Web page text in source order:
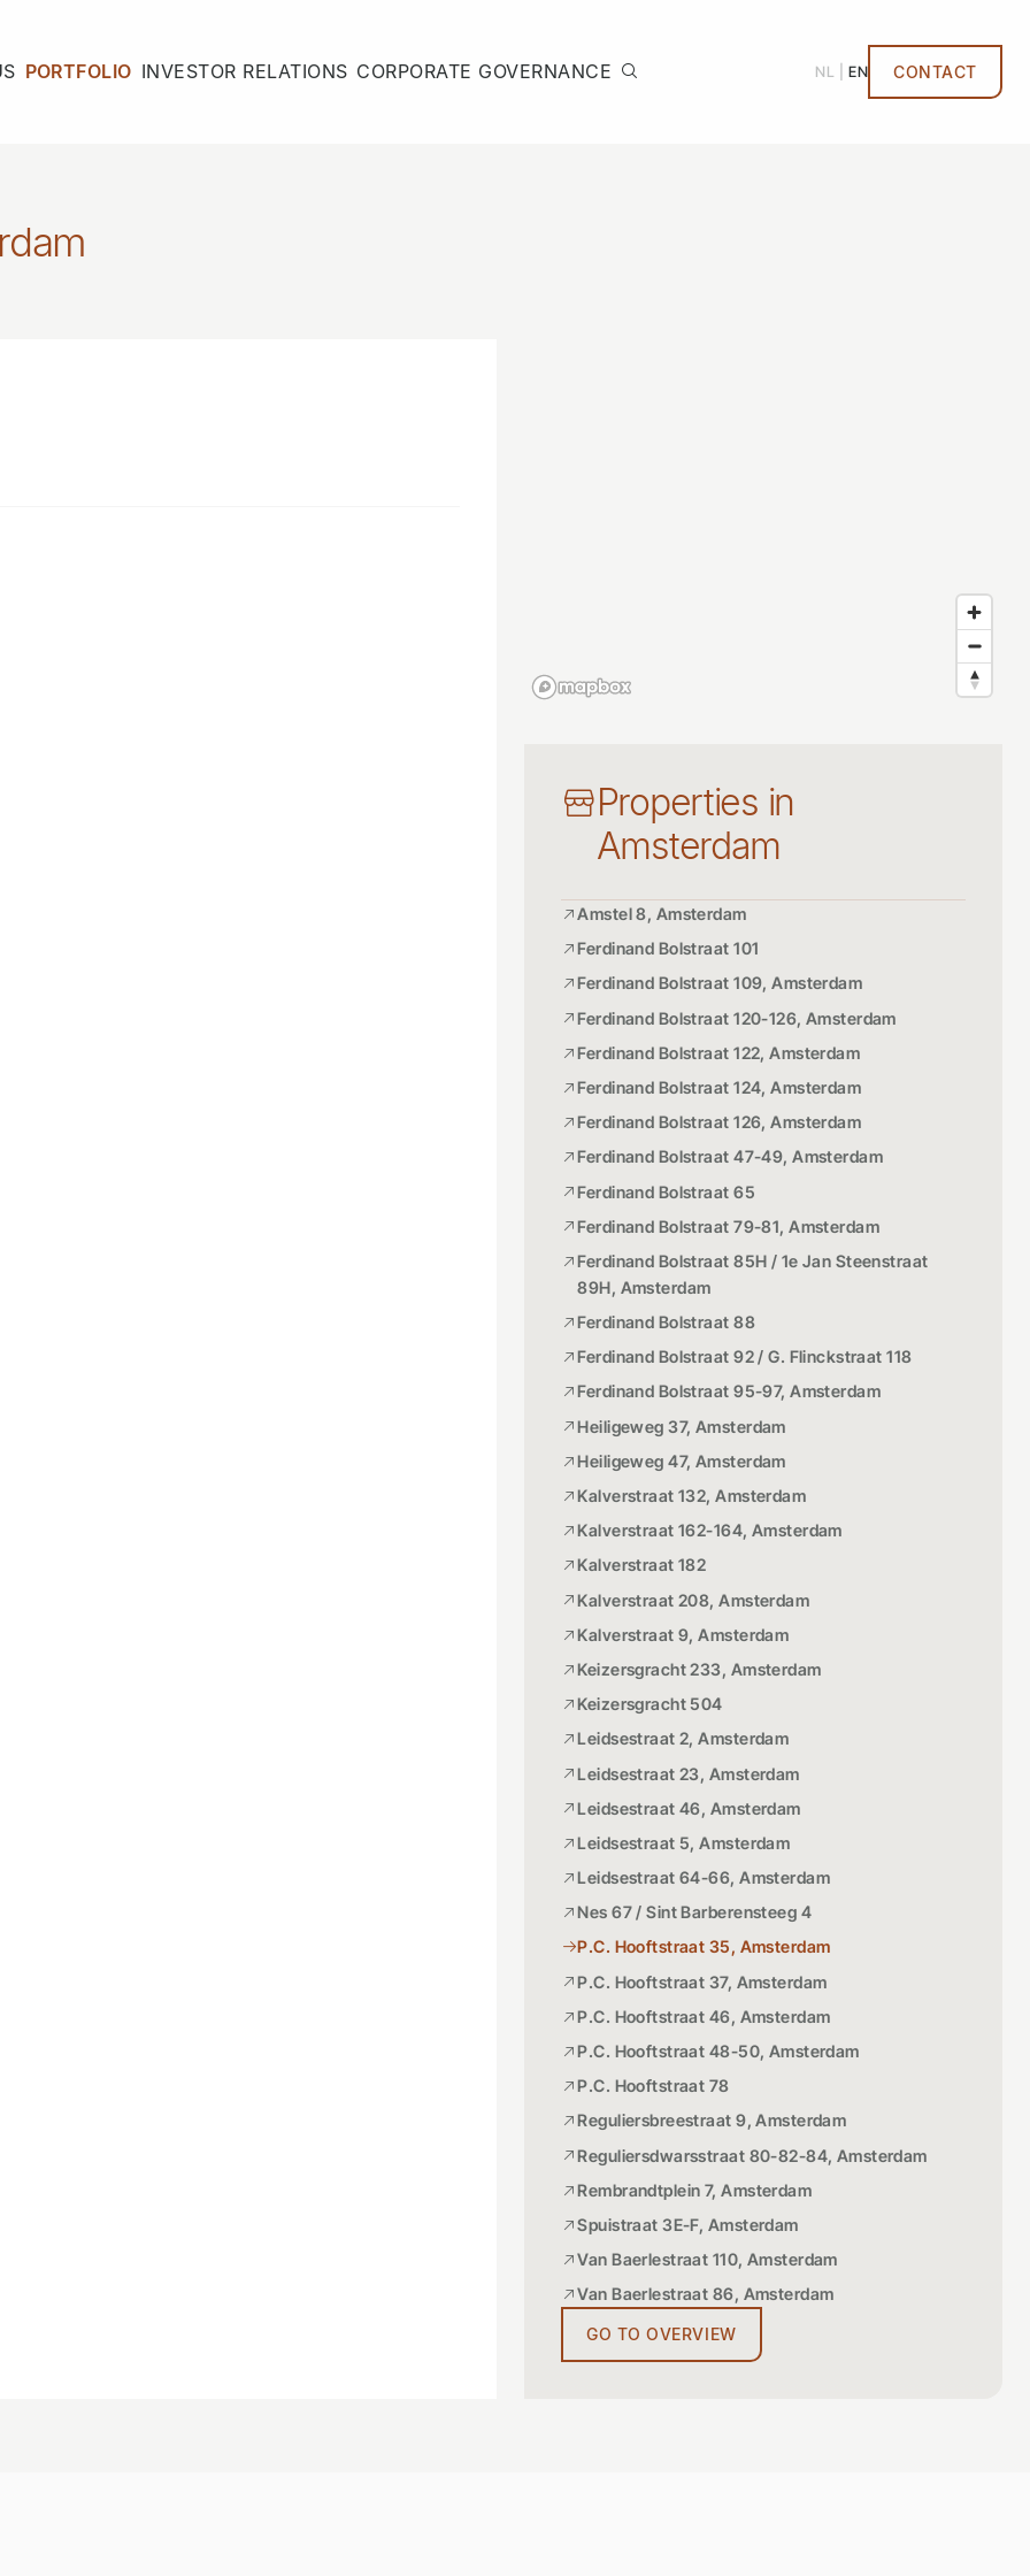
PORTFOLIO INVESTOR RELATIONS CORPORATE GOVERNANCE NL EN CONTACT
Properties in
Amsterdam
Amstel 8, Amsterdam
Ferdinand Bolstraat 101
Ferdinand Bolstraat 109, Amsterdam
Ferdinand Bolstraat 120-126, Amsterdam
Ferdinand Bolstraat 122, Amsterdam
Ferdinand Bolstraat 124, Amsterdam
Ferdinand Bolstraat 126, Amsterdam
Ferdinand Bolstraat 47-49, Amsterdam
Ferdinand Bolstraat 65
Ferdinand Bolstraat 79-81, Amsterdam
Ferdinand Bolstraat 85H / 1e Jan Steenstraat
89H, Amsterdam
Ferdinand Bolstraat 88
Ferdinand Bolstraat 92 / G. Flinckstraat 118
Ferdinand Bolstraat 95-97, Amsterdam
Heiligeweg 37, Amsterdam
Heiligeweg 47, Amsterdam
Kalverstraat 132, Amsterdam
Kalverstraat 162-164, Amsterdam
Kalverstraat 182
Kalverstraat 208, Amsterdam
Kalverstraat 9, Amsterdam
Keizersgracht 233, Amsterdam
Keizersgracht 504
Leidsestraat 2, Amsterdam
Leidsestraat 23, Amsterdam
Leidsestraat 46, Amsterdam
Leidsestraat 5, Amsterdam
Leidsestraat 64-66, Amsterdam
Nes 67 / Sint Barberensteeg 4
P.C. Hooftstraat 35, Amsterdam
P.C. Hooftstraat 37, Amsterdam
P.C. Hooftstraat 46, Amsterdam
P.C. Hooftstraat 48-50, Amsterdam
P.C. Hooftstraat 78
Reguliersbreestraat 9, Amsterdam
Reguliersdwarsstraat 80-82-84, Amsterdam
Rembrandtplein 7, Amsterdam
Spuistraat 3E-F, Amsterdam
Van Baerlestraat 110, Amsterdam
Van Baerlestraat 86, Amsterdam
GO TO OVERVIEW